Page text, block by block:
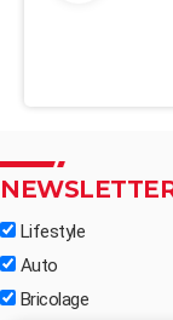
Lifestyle
Auto
Bricolage